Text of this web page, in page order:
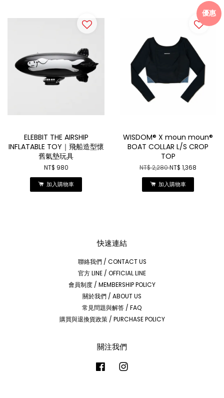
ELEBBIT THE AIRSHIP
INFLATABLE TOY｜飛船造型懷
舊氣墊玩具
NT$ 980
加入購物車
優惠
WISDOM® X moun moun®
BOAT COLLAR L/S CROP
TOP
NT$ 2,280NT$ 1,368
加入購物車
快速連結
聯絡我們 / CONTACT US
官方 LINE / OFFICIAL LINE
會員制度 / MEMBERSHIP POLICY
關於我們 / ABOUT US
常見問題與解答 / FAQ
購買與退換貨政策 / PURCHASE POLICY
關注我們
Facebook